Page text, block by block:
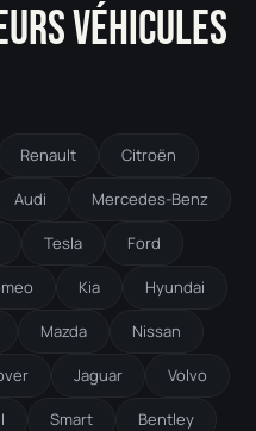
VÉHICULES
Renault Citroën
Audi Mercedes-Benz
Tesla Ford
Kia Hyundai
Mazda Nissan
Jaguar Volvo
Smart Bentley